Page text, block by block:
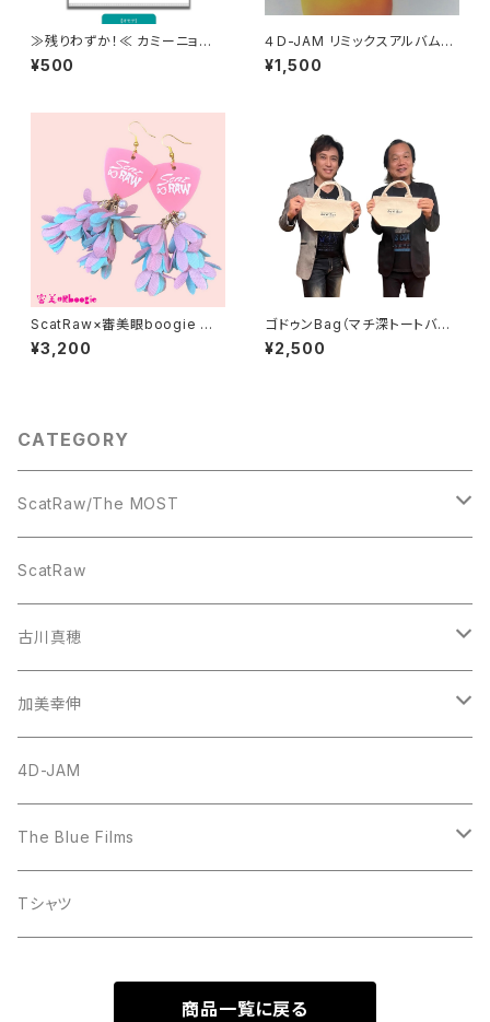
≫残りわずか！≪ カミーニョの
胸板サイズ(A4) クリアファイ
ル-キャバレーver.
¥500
４Ｄ-JAM リミックスアルバム
『６Remix／Ｓ.Ｓ.Ｓ』
¥1,500
ScatRaw×審美眼boogie コラ
ボアクセ第②弾－マーメイド
¥3,200
ゴドゥンBag（マチ深トートバッ
グ）
¥2,500
CATEGORY
ScatRaw/The MOST
CD
ScatRaw
古川真穂
CD-Single
CD-Album
加美幸伸
God N' Stone
4D-JAM
The Blue Films
CD-Single
Tシャツ
商品一覧に戻る